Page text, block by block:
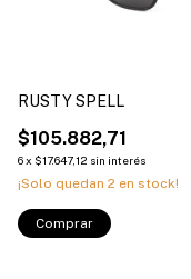
RUSTY SPELL
$105.882,71
6x $17.647,12 sin interés
¡Solo quedan 2 en stock!
Comprar